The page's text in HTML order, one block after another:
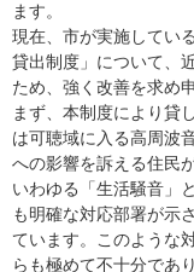
ます。
現在、市が実施してい
貸出制度」について、
ため、強く改善を求め
まず、本制度により貸
は可聴域に入る高周波
への影響を訴える住民
いわゆる「生活騒音」
も明確な対応部署が示
ています。このような
らも極めて不十分であ